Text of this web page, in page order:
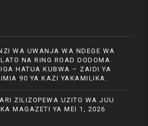
WA UWANJA WA NDEGE WA
NA RING ROAD DODOMA
HATUA KUBWA – ZAIDI YA
90 YA KAZI YAKAMILIKA.
ZILIZOPEWA UZITO WA JUU
MAGAZETI YA MEI 1, 2026